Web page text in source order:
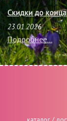
Скидки до
23.01.2026
Подробнее...